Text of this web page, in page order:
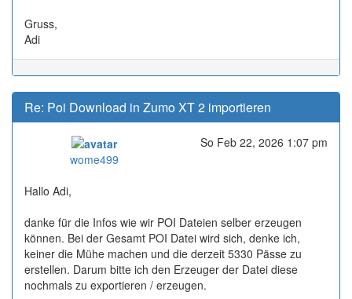
Gruss,
Adi
Re: Poi Download in Zumo XT 2 importieren
wome499
So Feb 22, 2026 1:07 pm
Hallo Adi,
danke für die Infos wie wir POI Dateien selber erzeugen
können. Bei der Gesamt POI Datei wird sich, denke ich,
keiner die Mühe machen und die derzeit 5330 Pässe zu
erstellen. Darum bitte ich den Erzeuger der Datei diese
nochmals zu exportieren / erzeugen.